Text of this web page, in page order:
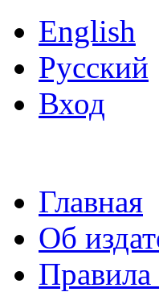
English
Русский
Вход
Главная
Об